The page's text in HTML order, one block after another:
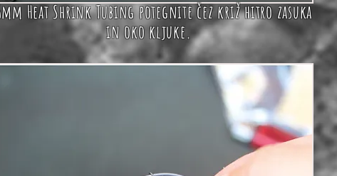
Heat Shrink Tubing potegnitečez križhitro zasuka
in oko kljuke.